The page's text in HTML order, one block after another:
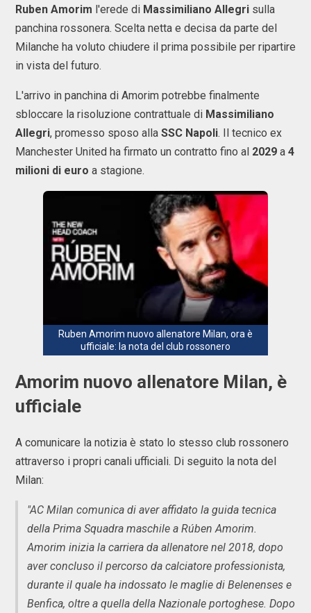
Ruben Amorim l'erede di Massimiliano Allegri sulla
panchina rossonera. Scelta netta e decisa da parte del
Milanche ha voluto chiudere il prima possibile per ripartire
in vista del futuro.
L'arrivo in panchina di Amorim potrebbe finalmente
sbloccare la risoluzione contrattuale di Massimiliano
Allegri, promesso sposo alla SSC Napoli. Il tecnico ex
Manchester United ha firmato un contratto fino al 2029 a 4
milioni di euro a stagione.
Ruben Amorim nuovo allenatore Milan, ora è
ufficiale: la nota del club rossonero
Amorim nuovo allenatore Milan, è
ufficiale
A comunicare la notizia è stato lo stesso club rossonero
attraverso i propri canali ufficiali. Di seguito la nota del
Milan:
"AC Milan comunica di aver affidato la guida tecnica
della Prima Squadra maschile a Rúben Amorim.
Amorim inizia la carriera da allenatore nel 2018, dopo
aver concluso il percorso da calciatore professionista,
durante il quale ha indossato le maglie di Belenenses e
Benfica, oltre a quella della Nazionale portoghese. Dopo